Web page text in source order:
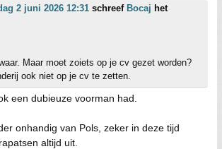
2 juni 2026 12:31 schreef Bocaj het
Maar moet zoiets op je cv gezet worden?
ook niet op je cv te zetten.
een dubieuze voorman had.
onhandig van Pols, zeker in deze tijd
altijd uit.